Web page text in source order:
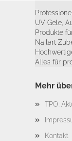
UV Gele,
Produkte
Nailart
Alles für
Mehr
TPO:
Kontakt